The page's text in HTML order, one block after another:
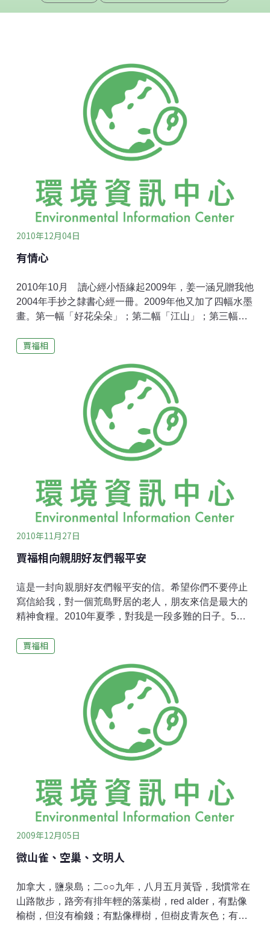
2010年12月04日
有情心
2010年10月 讀心經小悟緣起2009年，姜一涵兄贈我他
2004年手抄之隸書心經一冊。2009年他又加了四幅水墨
畫。第一幅「好花朵朵」；第二幅「江山」；第三幅
藏龍，是我擁有藝術品中的至寶。可惜心經讀起來只能
討」，是釋真勝居士講釋的一本精裝大書，匆匆讀了一
遍，略去了難以接受的部份(如十八層地獄等等)。再讀一
遍，讀到440頁時，略有小悟，在書頁上亂寫一通。掩
卷後，這點小悟又寂滅了，又回到迷網。唯三藏所譯的
260個字，譯義、音譯相互穿插。有詩；有音樂，耐人
深思。於此重抄一遍在440書頁上所寫的語句如左。電
話上唸給蔡杏麗聽，只有第二段第一句她不同意，其他
偈語覺有情 因為有情 而有緣起 因為緣起 而有五蘊
五蘊是煩惱 是起惑 是業生 是果報 果報而再
賈福相
2010年11月27日
賈福相向親朋好友們報平安
這是一封向親朋好友們報平安的信。希望你們不要停止
寫信給我，對一個荒島野居的老人，朋友來信是最大的
精神食糧。2010年夏季，對我是一段多難的日子。5月
次檢查才斷定是直腸潰瘍(短期徒刑)。經過神經科醫生初
續診斷中。生病的時候喜歡胡思亂想，重新考慮自己的
生活。今年79歲了(我的三位兄長都已去世，他們三人平
均活了70歲)，我如果今天死去，已經是很長壽了。下了
兩個決定：第一、辭去所有義務工作；第二、做一些只
有自己可以做，而又喜歡做的事。要做的事是寫3本書：
(1)東風緩緩吹來這本書已計畫1年多了。10幾年來，世
界文化失去了方向，資本主義的結果是貧富距離越來越
遠，富國欺壓窮國。政治與「錢」掛勾是必然結果。因
為「錢」是最現實、最切身之事。1塊錢可以買一片麵
包；10塊錢可以進館子小吃；100塊就可以去用大
賈福相
2009年12月05日
微山雀、空巢、文明人
加拿大，鹽泉島；二○○九年，八月五月黃昏，我慣常在
山路散步，路旁有排年輕的落葉樹，red alder，有點像
榆樹，但沒有榆錢；有點像樺樹，但樹皮青灰色；有點